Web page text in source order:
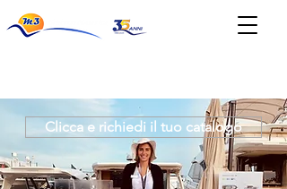
Clicca e richiedi il tuo catalogo